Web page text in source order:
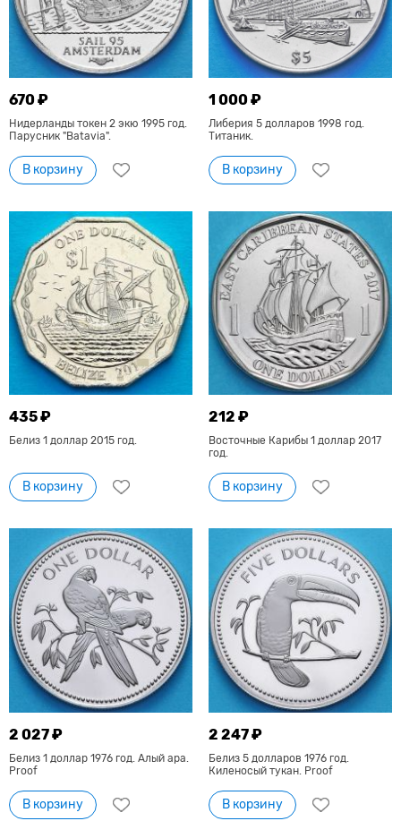
670 ₽
Нидерланды токен 2 экю 1995 год.
Парусник "Batavia".
В корзину
1 000 ₽
Либерия 5 долларов 1998 год.
Титаник.
В корзину
435 ₽
Белиз 1 доллар 2015 год.
В корзину
212 ₽
Восточные Карибы 1 доллар 2017
год.
В корзину
2 027 ₽
Белиз 1 доллар 1976 год. Алый ара.
Proof
В корзину
2 247 ₽
Белиз 5 долларов 1976 год.
Киленосый тукан. Proof
В корзину